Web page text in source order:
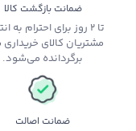
ضمانت بازگشت کالا
تا 2 روز برای احترام به
مشتریان کالای
برگردانده می‌شود.
ضمانت اصالت